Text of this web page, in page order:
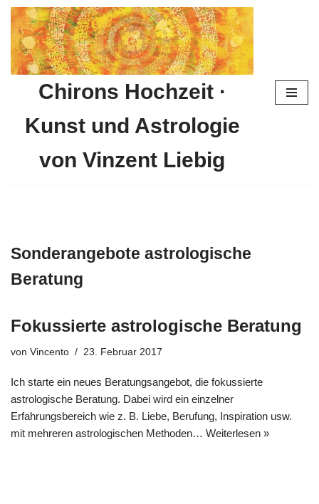
Zum
Inhalt
springen
Chirons Hochzeit ·
Kunst und Astrologie
von Vinzent Liebig
Sonderangebote astrologische
Beratung
Fokussierte astrologische Beratung
von Vincento 23. Februar 2017
Ich starte ein neues Beratungsangebot, die fokussierte
astrologische Beratung. Dabei wird ein einzelner
Erfahrungsbereich wie z. B. Liebe, Berufung, Inspiration usw.
mit mehreren astrologischen Methoden… Weiterlesen »